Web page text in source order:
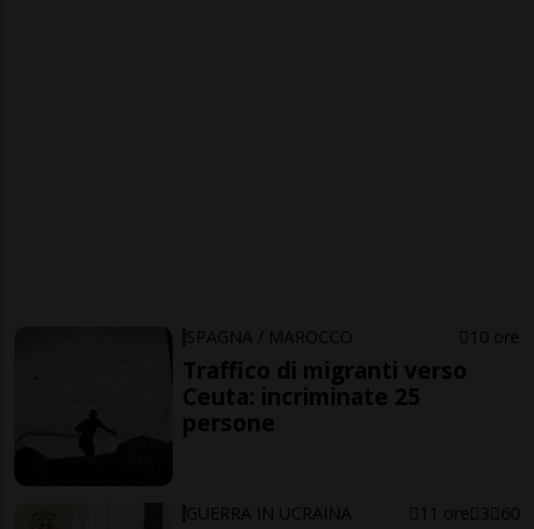
SPAGNA / MAROCCO 10 ore
Traffico di migranti verso
Ceuta: incriminate 25
persone
GUERRA IN UCRAINA 11 ore 3 60